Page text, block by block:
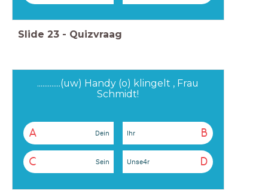
Slide 23 - Quizvraag
.............(uw) Handy (o) klingelt , Frau
Schmidt!
A Dein B
Ihr
C Sein D
Unse4r